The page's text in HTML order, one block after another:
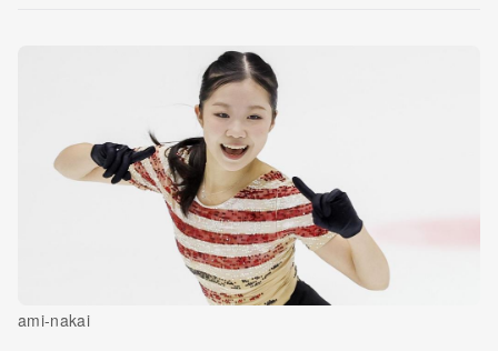
ami-nakai